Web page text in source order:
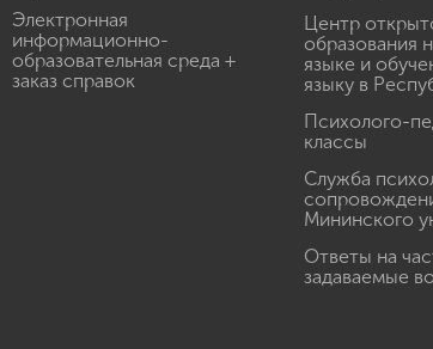
Электронная
информационно-
образовательная среда +
заказ справок
Центр
образования
языке и
языку в
Психолого-
классы
Служба
Мининского
Ответы на
задаваемые